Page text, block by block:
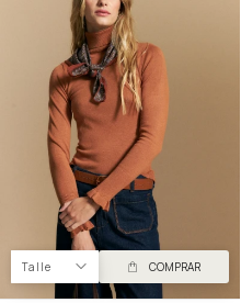
Talle COMPRAR